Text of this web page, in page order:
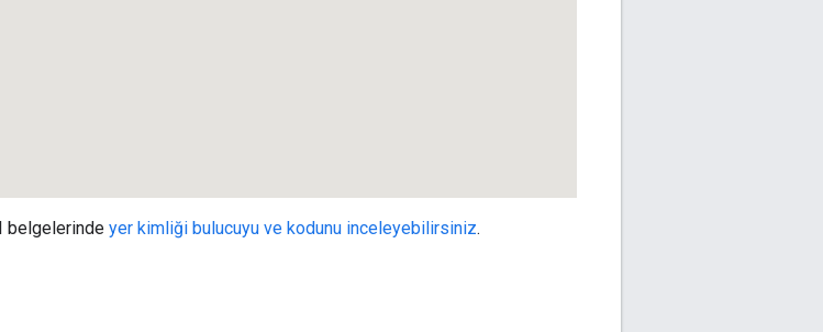
belgelerinde yer kimliği bulucuyu ve kodunu inceleyebilirsiniz.